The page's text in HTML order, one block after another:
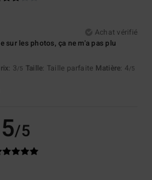
Achat vérifié
sur les photos, ça ne m'a pas plu
: 3/5 Taille: Taille parfaite Matière: 4/5
5/5